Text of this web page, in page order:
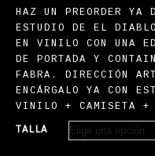
HAZ UN PREORDER YA
ESTUDIO DE EL
EN VINILO CON UNA
DE PORTADA Y
FABRA. DIRECCIÓN
ENCÁRGALO YA CON
VINILO + CAMISETA +
TALLA